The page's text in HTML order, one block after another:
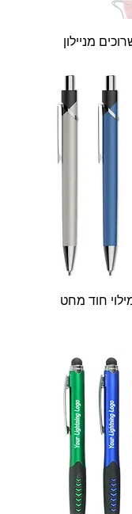
מניילון
חוד מחט